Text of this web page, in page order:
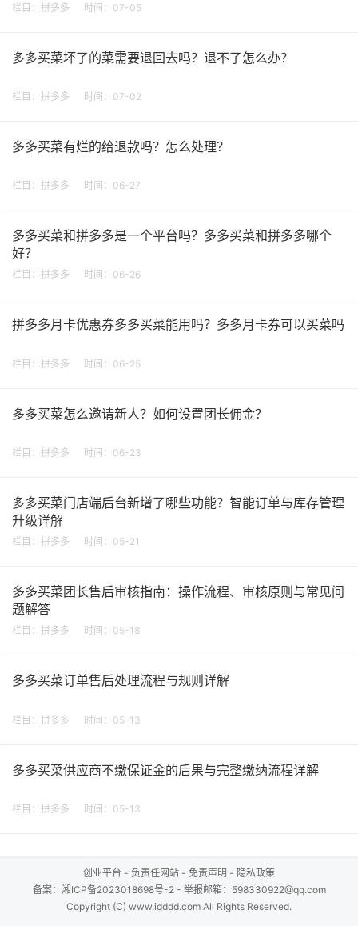
栏目： 拼多多 时间：07-05
多多买菜坏了的菜需要退回去吗？退不了怎么办？
栏目： 拼多多 时间：07-02
多多买菜有烂的给退款吗？怎么处理？
栏目： 拼多多 时间：06-27
多多买菜和拼多多是一个平台吗？多多买菜和拼多多哪个
好？
栏目： 拼多多 时间：06-26
拼多多月卡优惠券多多买菜能用吗？多多月卡券可以买菜吗
栏目： 拼多多 时间：06-25
多多买菜怎么邀请新人？如何设置团长佣金？
栏目： 拼多多 时间：06-23
多多买菜门店端后台新增了哪些功能？智能订单与库存管理
升级详解
栏目： 拼多多 时间：05-21
多多买菜团长售后审核指南：操作流程、审核原则与常见问
题解答
栏目： 拼多多 时间：05-18
多多买菜订单售后处理流程与规则详解
栏目： 拼多多 时间：05-13
多多买菜供应商不缴保证金的后果与完整缴纳流程详解
栏目： 拼多多 时间：05-13
创业平台 - 负责任网站 - 免责声明 - 隐私政策
备案： 湘ICP备2023018698号-2- 举报邮箱：598330922@qq.com
Copyright (C) www.idddd.com All Rights Reserved.